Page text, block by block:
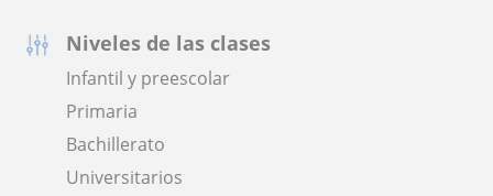
Niveles de las clases
Infantil y preescolar
Primaria
Bachillerato
Universitarios